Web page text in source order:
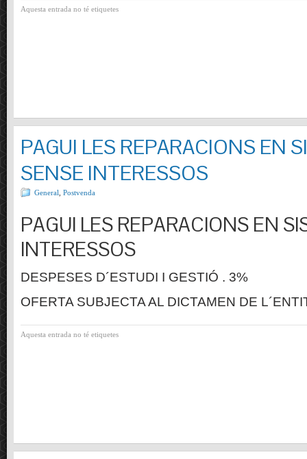
Aquesta entrada no té etiquetes
PAGUI LES REPARACIONS EN
SENSE INTERESSOS
General Postvenda
PAGUI LES REPARACIONS EN
INTERESSOS
DESPESES D´ESTUDI I GESTIÓ . 3%
OFERTA SUBJECTA AL DICTAMEN DE
Aquesta entrada no té etiquetes